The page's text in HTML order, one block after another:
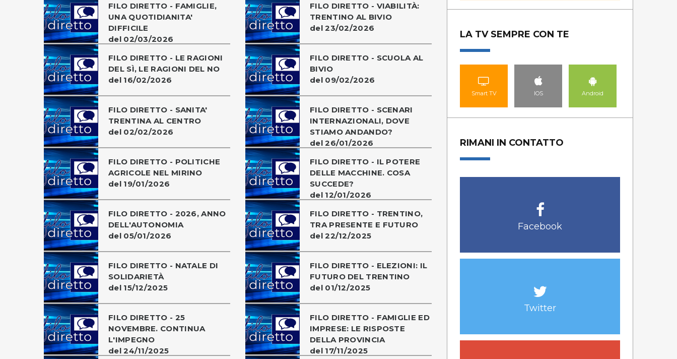
FILO DIRETTO - FAMIGLIE,
UNA QUOTIDIANITA'
DIFFICILE
del 02/03/2026
FILO DIRETTO - VIABILITÀ:
TRENTINO AL BIVIO
del 23/02/2026
FILO DIRETTO - LE RAGIONI
DEL SÌ, LE RAGIONI DEL NO
del 16/02/2026
FILO DIRETTO - SCUOLA AL
BIVIO
del 09/02/2026
FILO DIRETTO - SANITA'
TRENTINA AL CENTRO
del 02/02/2026
FILO DIRETTO - SCENARI
INTERNAZIONALI, DOVE
STIAMO ANDANDO?
del 26/01/2026
FILO DIRETTO - POLITICHE
AGRICOLE NEL MIRINO
del 19/01/2026
FILO DIRETTO - IL POTERE
DELLE MACCHINE. COSA
SUCCEDE?
del 12/01/2026
FILO DIRETTO - 2026, ANNO
DELL'AUTONOMIA
del 05/01/2026
FILO DIRETTO - TRENTINO,
TRA PRESENTE E FUTURO
del 22/12/2025
FILO DIRETTO - NATALE DI
SOLIDARIETÀ
del 15/12/2025
FILO DIRETTO - ELEZIONI: IL
FUTURO DEL TRENTINO
del 01/12/2025
FILO DIRETTO - 25
NOVEMBRE. CONTINUA
L'IMPEGNO
del 24/11/2025
FILO DIRETTO - FAMIGLIE ED
IMPRESE: LE RISPOSTE
DELLA PROVINCIA
del 17/11/2025
LA TV SEMPRE CON TE
Smart TV IOS Android
RIMANI IN CONTATTO
Facebook
Twitter